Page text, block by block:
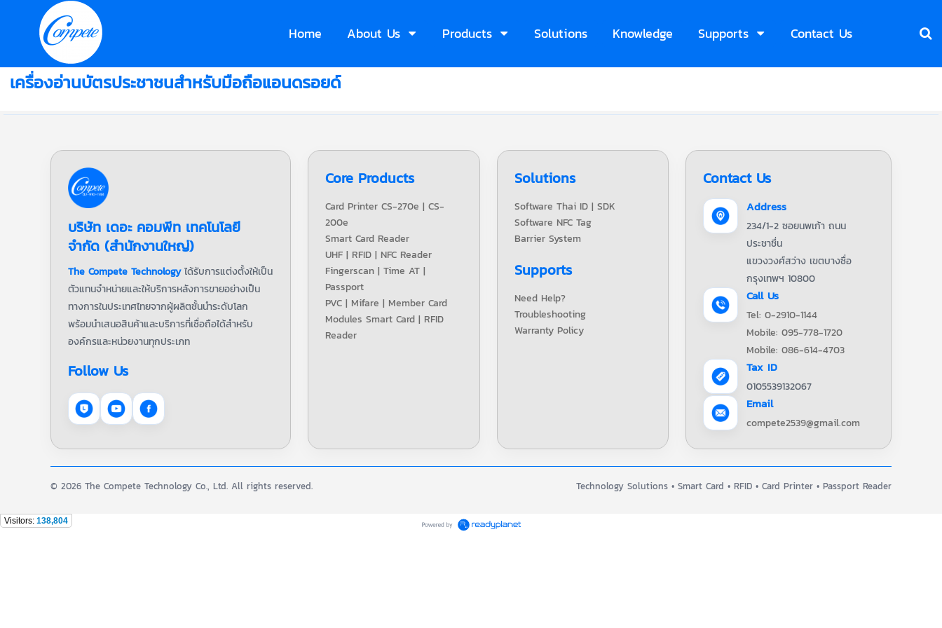
Home About Us Products Solutions Knowledge Supports Contact Us
เครื่องอ่านบัตรประชาชนสำหรับมือถือแอนดรอยด์
บริษัท เดอะ คอมพีท เทคโนโลยี
จำกัด (สำนักงานใหญ่)
The Compete Technologyได้รับการแต่งตั้งให้เป็น
ตัวแทนจำหน่ายและให้บริการหลังการขายอย่างเป็น
ทางการในประเทศไทยจากผู้ผลิตชั้นนำระดับโลก
พร้อมนำเสนอสินค้าและบริการที่เชื่อถือได้สำหรับ
องค์กรและหน่วยงานทุกประเภท
Follow Us
Core Products
Card Printer CS-270e | CS-
200e
Smart Card Reader
UHF | RFID | NFC Reader
Fingerscan | Time AT |
Passport
PVC | Mifare | Member Card
Modules Smart Card | RFID
Reader
Solutions
Software Thai ID | SDK
Software NFC Tag
Barrier System
Supports
Need Help?
Troubleshooting
Warranty Policy
Contact Us
Address
234/1-2 ซอยนพเก้า ถนน
ประชาชื่น
แขวงวงศ์สว่าง เขตบางซื่อ
กรุงเทพฯ 10800
Call Us
Tel: 0-2910-1144
Mobile: 095-778-1720
Mobile: 086-614-4703
Tax ID
0105539132067
Email
compete2539@gmail.com
© 2026 The Compete Technology Co., Ltd. All rights reserved. Technology Solutions • Smart Card • RFID • Card Printer • Passport Reader
Visitors: 138,804